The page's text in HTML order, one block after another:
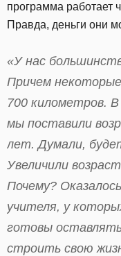
программа работает
Правда, деньги они
«У нас
Причем
700 километров.
мы поставили
лет. Думали,
Увеличили
Почему?
учителя, у
готовы
строить свою